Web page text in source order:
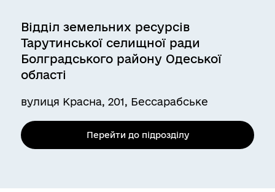
Відділ земельних ресурсів
Тарутинської селищної ради
Болградського району Одеської
області
вулиця Красна, 201, Бессарабське
Перейти до підрозділу